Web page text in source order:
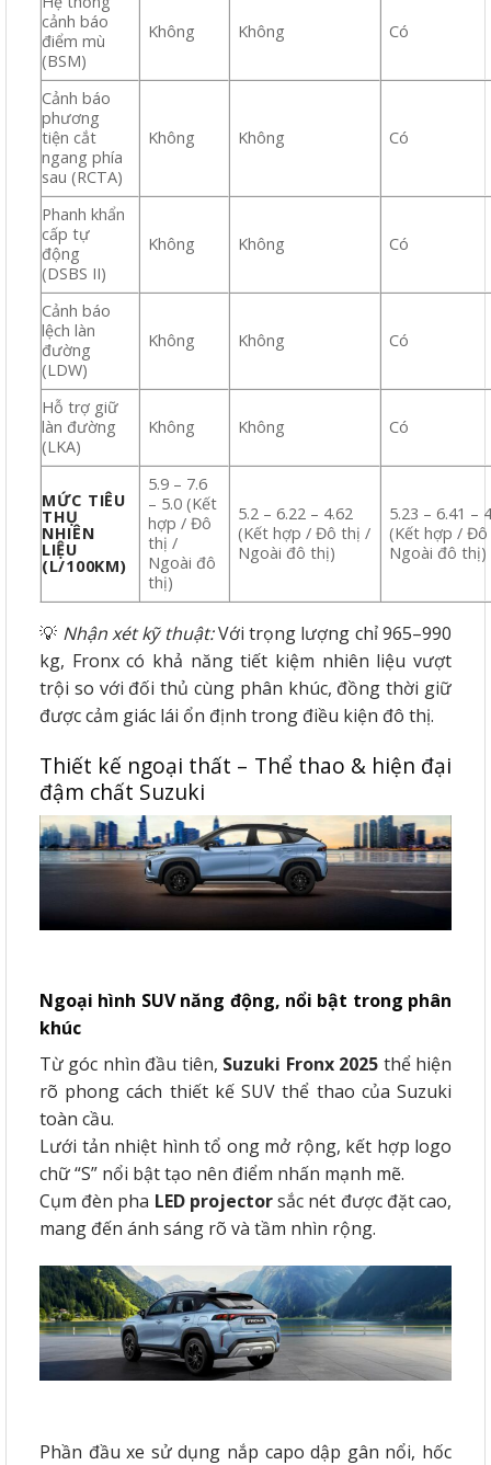
cảnh báo
điểm mù
(BSM)
Không Không Có
Cảnh báo
phương
tiện cắt
ngang phía
sau (RCTA)
Không Không Có
Phanh khẩn
cấp tự
động
(DSBS II)
Không Không Có
Cảnh báo
lệch làn
đường
(LDW)
Không Không Có
Hỗ trợ giữ
làn đường
(LKA)
Không Không Có
MỨC TIÊU
THỤ
NHIÊN
LIỆU
(L/100KM)
5.9 – 7.6
– 5.0 (Kết
hợp / Đô
thị /
Ngoài đô
thị)
5.2 – 6.22 – 4.62
(Kết hợp / Đô thị /
Ngoài đô thị)
5.23 – 6.41 –
(Kết hợp /
Ngoài đô thị)
💡 Nhận xét kỹ thuật:Với trọng lượng chỉ 965–990
kg, Fronx có khả năng tiết kiệm nhiên liệu vượt
trội so với đối thủ cùng phân khúc, đồng thời giữ
được cảm giác lái ổn định trong điều kiện đô thị.
Thiết kế ngoại thất – Thể thao & hiện đại
đậm chất Suzuki
Ngoại hình SUV năng động, nổi bật trong phân
khúc
Từ góc nhìn đầu tiên, Suzuki Fronx 2025 thể hiện
rõ phong cách thiết kế SUV thể thao của Suzuki
toàn cầu.
Lưới tản nhiệt hình tổ ong mở rộng, kết hợp logo
chữ “S” nổi bật tạo nên điểm nhấn mạnh mẽ.
Cụm đèn pha LED projectorsắc nét được đặt cao,
mang đến ánh sáng rõ và tầm nhìn rộng.
Phần đầu xe sử dụng nắp capo dập gân nổi, hốc